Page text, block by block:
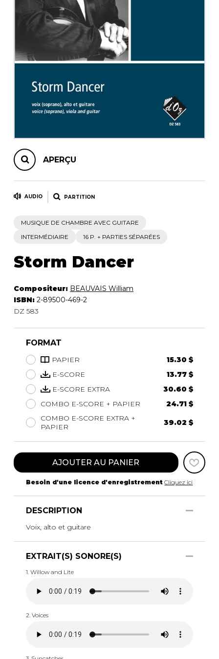
AUTRES PRODUITS
APERÇU
AUDIO PARTITION
MUSIQUE DE CHAMBRE AVEC GUITARE
INTERMÉDIAIRE
16 P. + PARTIES SÉPARÉES
Storm Dancer
Compositeur: BEAUVAIS William
ISBN: 2-89500-469-2
DZ 583
FORMAT
PAPIER
15.30 $
E-SCORE
13.77 $
E-SCORE EXTRA
30.60 $
COMBO E-SCORE + PAPIER
24.71 $
COMBO E-SCORE EXTRA +
PAPIER
39.02 $
AJOUTER AU PANIER
Besoin d'une licence d'enregistrement Cliquez ici
DESCRIPTION
Voix, alto et guitare
EXTRAIT(S) SONORE(S)
1. Willow and Lite
2. Voices